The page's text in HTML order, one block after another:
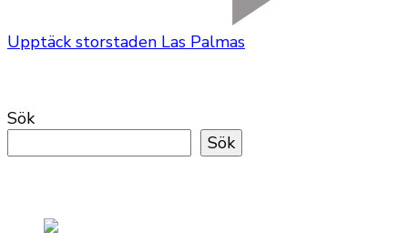
Upptäck storstaden Las Palmas
Sök
Sök